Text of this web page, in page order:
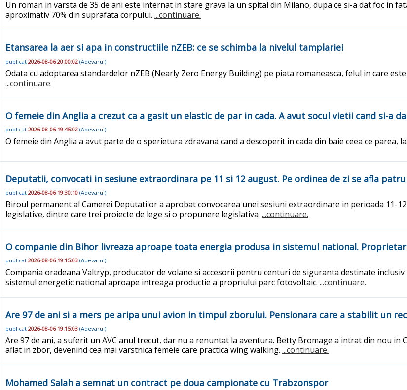
Un roman in varsta de 35 de ani este internat in stare grava la un spital din Milano, dupa ce si-a dat foc in
aproximativ 70% din suprafata corpului. ...continuare.
Etansarea la aer si apa in constructiile nZEB: ce se schimba la nivelul tamplariei
publicat 2026-08-06 20:00:02 (Adevarul)
Odata cu adoptarea standardelor nZEB (Nearly Zero Energy Building) pe piata romaneasca, felul in care
...continuare.
O femeie din Anglia a crezut ca a gasit un elastic de par in cada. A avut socul vietii cand si-a
publicat 2026-08-06 19:45:02 (Adevarul)
O femeie din Anglia a avut parte de o sperietura zdravana cand a descoperit in cada din baie ceea ce parea,
Deputatii, convocati in sesiune extraordinara pe 11 si 12 august. Pe ordinea de zi se afla
publicat 2026-08-06 19:30:10 (Adevarul)
Biroul permanent al Camerei Deputatilor a aprobat convocarea unei sesiuni extraordinare in perioada 11-
legislative, dintre care trei proiecte de lege si o propunere legislativa. ...continuare.
O companie din Bihor livreaza aproape toata energia produsa in sistemul national.
publicat 2026-08-06 19:15:03 (Adevarul)
Compania oradeana Valtryp, producator de volane si accesorii pentru centuri de siguranta destinate
sistemul energetic national aproape intreaga productie a propriului parc fotovoltaic. ...continuare.
Are 97 de ani si a mers pe aripa unui avion in timpul zborului. Pensionara care a stabilit un
publicat 2026-08-06 19:15:03 (Adevarul)
Are 97 de ani, a suferit un AVC anul trecut, dar nu a renuntat la aventura. Betty Bromage a intrat din nou in
aflat in zbor, devenind cea mai varstnica femeie care practica wing walking. ...continuare.
Mohamed Salah a semnat un contract pe doua campionate cu Trabzonspor